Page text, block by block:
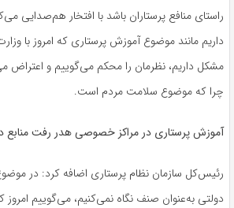
راستای منافع پرستاران باشد با افتخار
داریم مانند موضوع آموزش پرستاری که امروز با
مشکل داریم، نظرمان را محکم می‌گوییم و اعتراض
چرا که موضوع سلامت مردم است.
آموزش پرستاری در مراکز خصوصی هدر رفت
رئیس‌کل سازمان نظام پرستاری اضافه کرد:‌ در